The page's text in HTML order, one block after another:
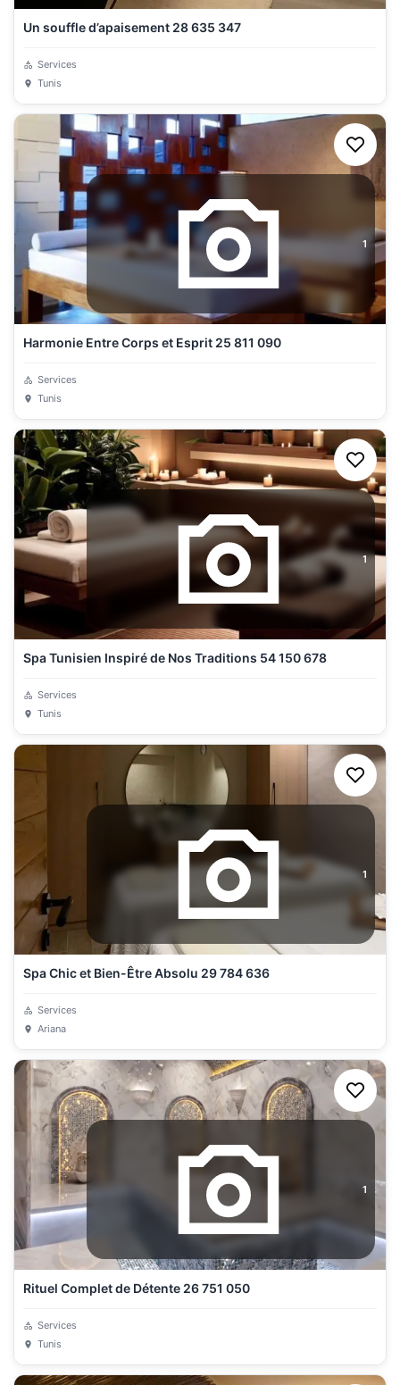
Un souffle d’apaisement 28 635 347
Services
Tunis
1
Harmonie Entre Corps et Esprit 25 811 090
Services
Tunis
1
Spa Tunisien Inspiré de Nos Traditions 54 150 678
Services
Tunis
1
Spa Chic et Bien-Être Absolu 29 784 636
Services
Ariana
1
Rituel Complet de Détente 26 751 050
Services
Tunis